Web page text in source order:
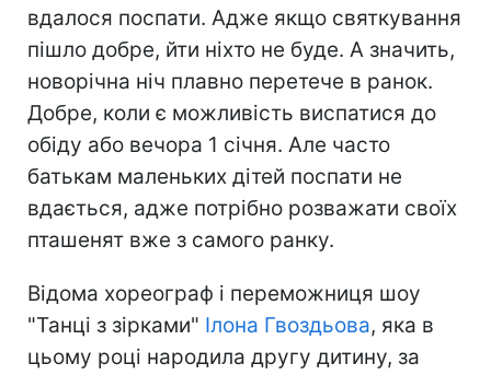
вдалося поспати. Адже якщо святкування
пішло добре, йти ніхто не буде. А значить,
новорічна ніч плавно перетече в ранок.
Добре, коли є можливість виспатися до
обіду або вечора 1 січня. Але часто
батькам маленьких дітей поспати не
вдається, адже потрібно розважати своїх
пташенят вже з самого ранку.
Відома хореограф і переможниця шоу
"Танці з зірками" Ілона Гвоздьова, яка в
цьому році народила другу дитину, за